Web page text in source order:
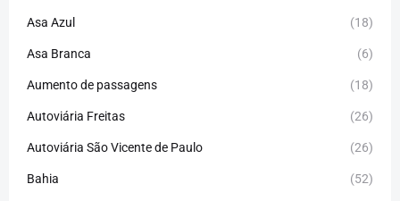
Asa Azul (18)
Asa Branca (6)
Aumento de passagens (18)
Autoviária Freitas (26)
Autoviária São Vicente de Paulo (26)
Bahia (52)